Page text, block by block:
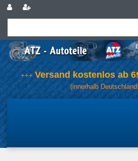
+++ Versand kostenlos ab
(innerhalb